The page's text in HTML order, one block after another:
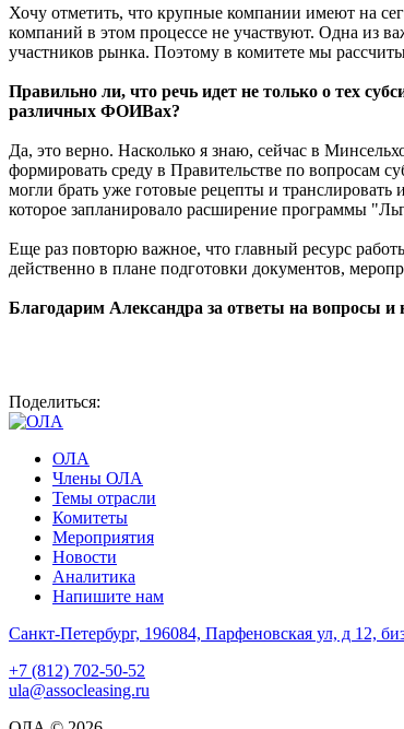
Хочу отметить, что крупные компании имеют на
компаний в этом процессе не участвуют. Одна из
участников рынка. Поэтому в комитете мы
Правильно ли, что речь идет не только о тех
различных ФОИВах?
Да, это верно. Насколько я знаю, сейчас в
формировать среду в Правительстве по
могли брать уже готовые рецепты и
которое запланировало расширение программы
Еще раз повторю важное, что главный ресурс
действенно в плане подготовки документов,
Благодарим Александра за ответы на вопросы
Поделиться:
ОЛА
Члены ОЛА
Темы отрасли
Комитеты
Мероприятия
Новости
Аналитика
Напишите нам
Санкт-Петербург, 196084, Парфеновская ул, д 12,
+7 (812) 702-50-52
ula@assocleasing.ru